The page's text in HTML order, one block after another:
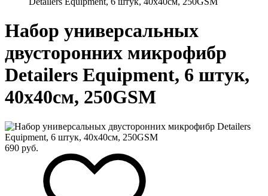
Набор универсальных
двусторонних микрофибр
Detailers Equipment, 6 штук,
40x40см, 250GSM
690 руб.